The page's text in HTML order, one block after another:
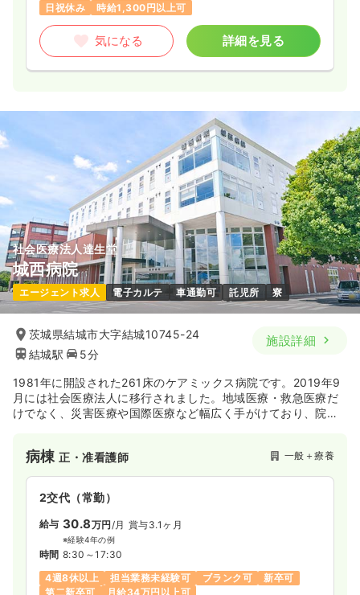
日祝休み
時給1,300円以上可
気になる 詳細を見る
社会医療法人達生堂
城西病院
エージェント求人 電子カルテ 車通勤可 託児所 寮
茨城県結城市大字結城10745-24
結城駅
5分
施設詳細
1981年に開設された261床のケアミックス病院です。2019年9
月には社会医療法人に移行されました。地域医療・救急医療だ
けでなく、災害医療や国際医療など幅広く手がけており、院内
イトン地域の歴史が写真で展示されており、ドイトン地域栽培
されたコーヒーを飲むことができるおしゃれなカフェも併設さ
れております。
病棟正・准看護師 一般＋療養
2交代（常勤）
給与 30.8万円 /月 賞与3.1ヶ月
※経験4年の例
時間 8:30～17:30
4週8休以上
担当業務未経験可 ブランク可
新卒可
第二新卒可
月給34万円以上可